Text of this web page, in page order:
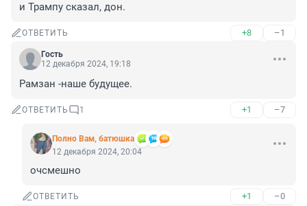
и Трампу сказал, дон.
ОТВЕТИТЬ +8 –1
Гость
12 декабря 2024, 19:18
Рамзан -наше будущее.
ОТВЕТИТЬ 1 +1 –7
Полно Вам, батюшка
12 декабря 2024, 20:04
очсмешно
ОТВЕТИТЬ +1 –0